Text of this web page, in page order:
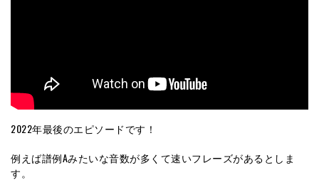
2022年最後のエピソードです！
例えば譜例Aみたいな音数が多くて速いフレーズがあるとしま
す。